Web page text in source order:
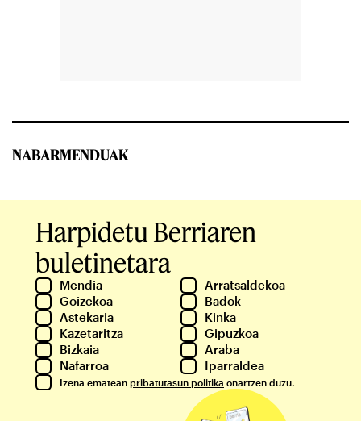
NABARMENDUAK
Harpidetu Berriaren
buletinetara
Mendia
Arratsaldekoa
Goizekoa
Badok
Astekaria
Kinka
Kazetaritza
Gipuzkoa
Bizkaia
Araba
Nafarroa
Iparraldea
Izena ematean pribatutasun politika onartzen duzu.